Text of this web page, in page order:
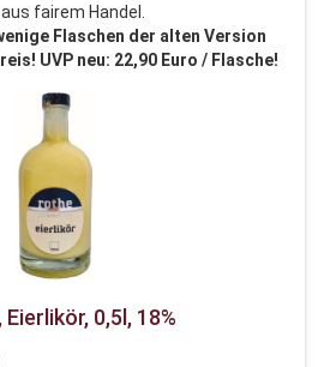
fairem Handel.
Flaschen der alten Version
UVP neu: 22,90 Euro / Flasche!
0,5l, 18%